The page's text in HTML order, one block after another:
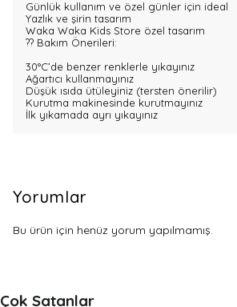
Günlük kullanım ve özel günler için ideal
Yazlık ve şirin tasarım
Waka Waka Kids Store özel tasarım
?? Bakım Önerileri:
30°C’de benzer renklerle yıkayınız
Ağartıcı kullanmayınız
Düşük ısıda ütüleyiniz (tersten önerilir)
Kurutma makinesinde kurutmayınız
İlk yıkamada ayrı yıkayınız
Yorumlar
Bu ürün için henüz yorum yapılmamış.
Çok Satanlar